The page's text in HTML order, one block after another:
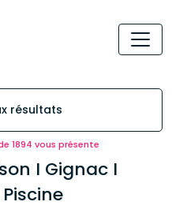
résultats
1894 vous présente
I Gignac I